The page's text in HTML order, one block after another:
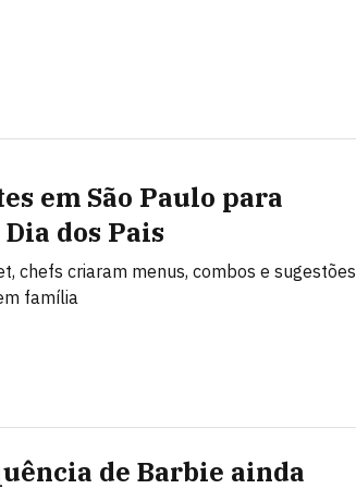
em São Paulo para
dos Pais
chefs criaram menus, combos e sugestões
família
de Barbie ainda